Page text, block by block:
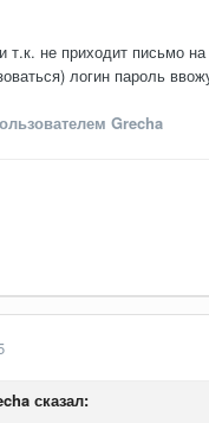
т.к. не приходит письмо
логин пароль
Grecha
сказал: